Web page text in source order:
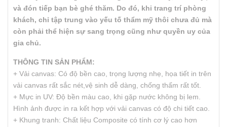
và đón tiếp bạn bè ghé thăm. Do đó, khi trang trí phòng
khách, chỉ tập trung vào yếu tố thẩm mỹ thôi chưa đủ mà
còn phải thể hiện sự sang trọng cũng như quyền uy của
gia chủ.
THÔNG TIN SẢN PHẨM:
+ Vải canvas: Có độ bền cao, trọng lượng nhẹ, họa tiết in trên
vải canvas rất sắc nét,vệ sinh dễ dàng, chống thấm rất tốt.
+ Mực in UV: Độ bền màu cao, khi gặp nước không bị lem.
Hình ảnh được in ra kết hợp với vải canvas có độ chi tiết cao.
+ Khung tranh: Chất liệu Composite có tính cơ lý cao hơn